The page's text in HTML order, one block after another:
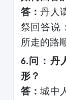
答：丹人
祭回答说：
所走的路
6.问：丹
形？
答：城中